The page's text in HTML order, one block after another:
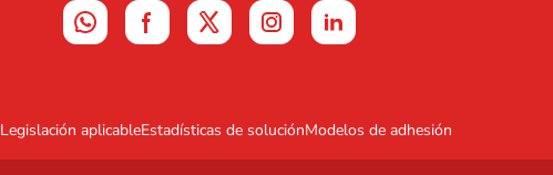
Legislación aplicableEstadísticas de soluciónModelos de adhesión